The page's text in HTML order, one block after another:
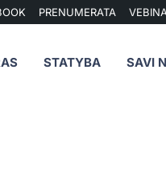
PRENUMERATA
STATYBA SAVI